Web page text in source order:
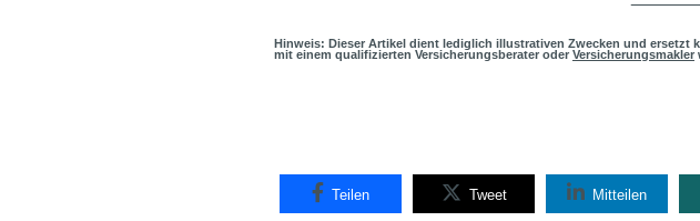
Hinweis: Dieser Artikel dient lediglich illustrativen Zwecken und
mit einem qualifizierten Versicherungsberater oder Versicherungsmakler
Teilen Tweet Mitteilen